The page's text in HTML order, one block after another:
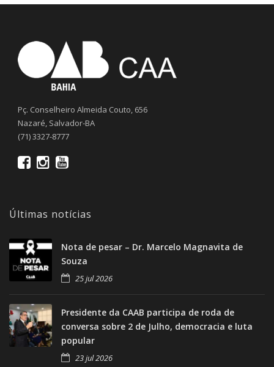
Pç. Conselheiro Almeida Couto, 656
Nazaré, Salvador-BA
(71) 3327-8777
Últimas notícias
Nota de pesar – Dr. Marcelo Magnavita de
Souza
25 jul 2026
Presidente da CAAB participa de roda de
conversa sobre 2 de Julho, democracia e luta
popular
23 jul 2026